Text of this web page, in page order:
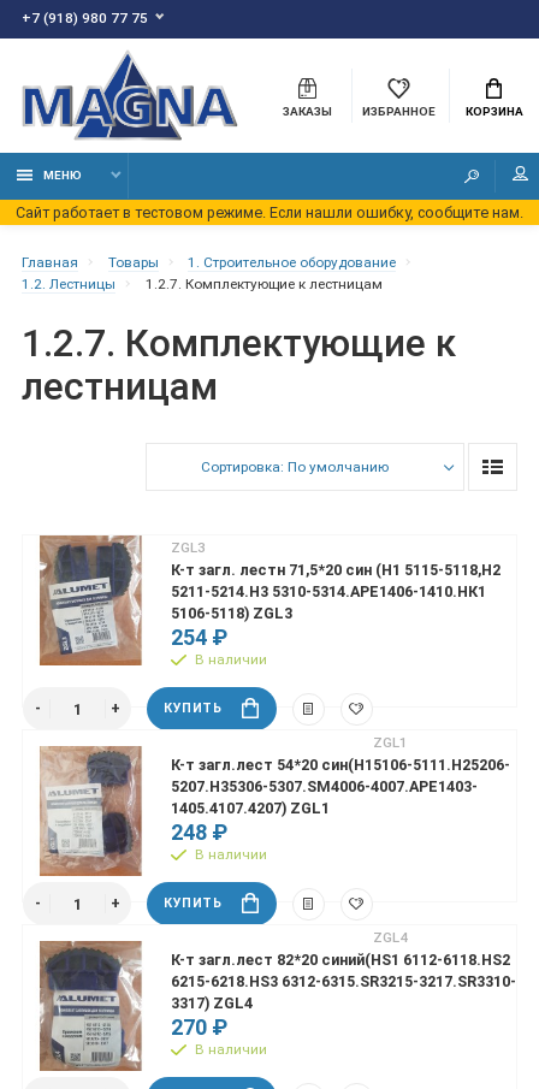
+7 (918) 980 77 75
ЗАКАЗЫ ИЗБРАННОЕ КОРЗИНА
МЕНЮ
Сайт работает в тестовом режиме. Если нашли ошибку, сообщите нам.
Главная Товары
1. Строительное оборудование
1.2. Лестницы
1.2.7. Комплектующие к лестницам
1.2.7. Комплектующие к
лестницам
Сортировка: По умолчанию
ZGL3
К-т загл. лестн 71,5*20 син (H1 5115-5118,H2
5211-5214.H3 5310-5314.APE1406-1410.НК1
5106-5118) ZGL3
254 ₽
В наличии
КУПИТЬ
ZGL1
К-т загл.лест 54*20 син(H15106-5111.H25206-
5207.H35306-5307.SM4006-4007.APE1403-
1405.4107.4207) ZGL1
248 ₽
В наличии
КУПИТЬ
ZGL4
К-т загл.лест 82*20 синий(HS1 6112-6118.HS2
6215-6218.HS3 6312-6315.SR3215-3217.SR3310-
3317) ZGL4
270 ₽
В наличии